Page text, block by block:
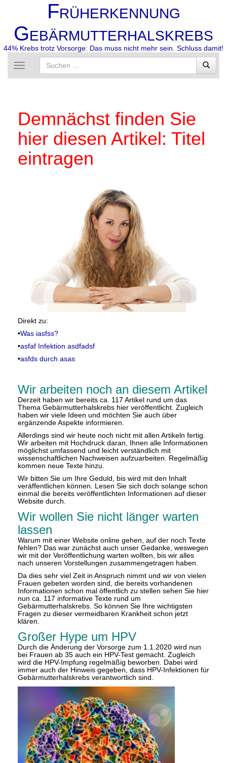
FRÜHERKENNUNG
GEBÄRMUTTERHALSKREBS
44% Krebs trotz Vorsorge: Das muss nicht mehr sein. Schluss damit!
Toggle
navigation
Demnächst finden Sie
hier diesen Artikel: Titel
eintragen
Direkt zu:
•Was iasfss?
•asfaf Infektion asdfadsf
•asfds durch asas
Wir arbeiten noch an diesem Artikel
Derzeit haben wir bereits ca. 117 Artikel rund um das
Thema Gebärmutterhalskrebs hier veröffentlicht. Zugleich
haben wir viele Ideen und möchten Sie auch über
ergänzende Aspekte informieren.
Allerdings sind wir heute noch nicht mit allen Artikeln fertig.
Wir arbeiten mit Hochdruck daran, Ihnen alle Informationen
möglichst umfassend und leicht verständlich mit
wissenschaftlichen Nachweisen aufzuarbeiten. Regelmäßig
kommen neue Texte hinzu.
Wir bitten Sie um Ihre Geduld, bis wird mit den Inhalt
veräffentlichen können. Lesen Sie sich doch solange schon
einmal die bereits veröffentlichten Informationen auf dieser
Website durch.
Wir wollen Sie nicht länger warten
lassen
Warum mit einer Website online gehen, auf der noch Texte
fehlen? Das war zunächst auch unser Gedanke, weswegen
wir mit der Veröffentlichung warten wollten, bis wir alles
nach unseren Vorstellungen zusammengetragen haben.
Da dies sehr viel Zeit in Anspruch nimmt und wir von vielen
Frauen gebeten worden sind, die bereits vorhandenen
Informationen schon mal öffentlich zu stellen sehen Sie hier
nun ca. 117 informative Texte rund um
Gebärmutterhalskrebs. So können Sie Ihre wichtigsten
Fragen zu dieser vermeidbaren Krankheit schon jetzt
klären.
Großer Hype um HPV
Durch die Änderung der Vorsorge zum 1.1.2020 wird nun
bei Frauen ab 35 auch ein HPV-Test gemacht. Zugleich
wird die HPV-Impfung regelmäßig beworben. Dabei wird
immer auch der Hinweis gegeben, dass HPV-Infektionen für
Gebärmutterhalskrebs verantwortlich sind.